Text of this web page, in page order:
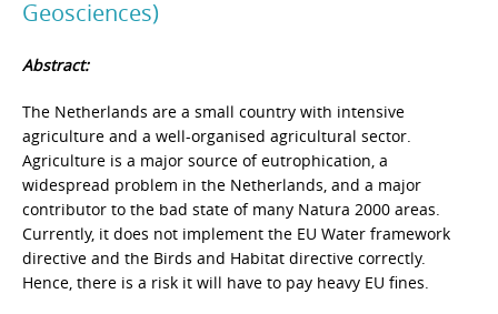
Geosciences)
Abstract:
The Netherlands are a small country with intensive
agriculture and a well-organised agricultural sector.
Agriculture is a major source of eutrophication, a
widespread problem in the Netherlands, and a major
contributor to the bad state of many Natura 2000 areas.
Currently, it does not implement the EU Water framework
directive and the Birds and Habitat directive correctly.
Hence, there is a risk it will have to pay heavy EU fines.